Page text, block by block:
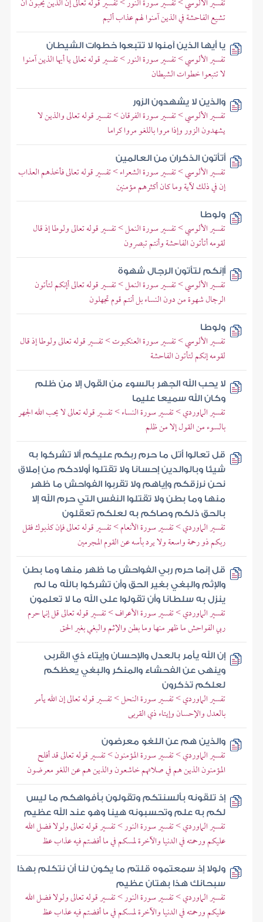
تشيع الفاحشة في الذين آمنوا لهم عذاب أليم
يا أيها الذين آمنوا لا تتبعوا خطوات الشيطان
تفسير الألوسي > تفسير سورة النور > تفسير قوله تعالى يا أيها الذين آمنوا
لا تتبعوا خطوات الشيطان
والذين لا يشهدون الزور
تفسير الألوسي > تفسير سورة الفرقان > تفسير قوله تعالى والذين لا
يشهدون الزور وإذا مروا باللغو مروا كراما
أتأتون الذكران من العالمين
تفسير الألوسي > تفسير سورة الشعراء > تفسير قوله تعالى فأخذهم العذاب
إن في ذلك لآية وما كان أكثرهم مؤمنين
ولوطا
تفسير الألوسي > تفسير سورة النمل > تفسير قوله تعالى ولوطا إذ قال
لقومه أتأتون الفاحشة وأنتم تبصرون
أإنكم لتأتون الرجال شهوة
تفسير الألوسي > تفسير سورة النمل > تفسير قوله تعالى أإنكم لتأتون
الرجال شهوة من دون النساء بل أنتم قوم تجهلون
ولوطا
تفسير الألوسي > تفسير سورة العنكبوت > تفسير قوله تعالى ولوطا إذ قال
لقومه إنكم لتأتون الفاحشة
لا يحب الله الجهر بالسوء من القول إلا من ظلم
وكان الله سميعا عليما
تفسير الماوردي > تفسير سورة النساء > تفسير قوله تعالى لا يحب الله الجهر
بالسوء من القول إلا من ظلم
قل تعالوا أتل ما حرم ربكم عليكم ألا تشركوا به
شيئا وبالوالدين إحسانا ولا تقتلوا أولادكم من إملاق
نحن نرزقكم وإياهم ولا تقربوا الفواحش ما ظهر
منها وما بطن ولا تقتلوا النفس التي حرم الله إلا
بالحق ذلكم وصاكم به لعلكم تعقلون
تفسير الماوردي > تفسير سورة الأنعام > تفسير قوله تعالى فإن كذبوك فقل
ربكم ذو رحمة واسعة ولا يرد بأسه عن القوم المجرمين
قل إنما حرم ربي الفواحش ما ظهر منها وما بطن
والإثم والبغي بغير الحق وأن تشركوا بالله ما لم
ينزل به سلطانا وأن تقولوا على الله ما لا تعلمون
تفسير الماوردي > تفسير سورة الأعراف > تفسير قوله تعالى قل إنما حرم
ربي الفواحش ما ظهر منها وما بطن والإثم والبغي بغير الحق
إن الله يأمر بالعدل والإحسان وإيتاء ذي القربى
وينهى عن الفحشاء والمنكر والبغي يعظكم
لعلكم تذكرون
تفسير الماوردي > تفسير سورة النحل > تفسير قوله تعالى إن الله يأمر
بالعدل والإحسان وإيتاء ذي القربى
والذين هم عن اللغو معرضون
تفسير الماوردي > تفسير سورة المؤمنون > تفسير قوله تعالى قد أفلح
المؤمنون الذين هم في صلاتهم خاشعون والذين هم عن اللغو معرضون
إذ تلقونه بألسنتكم وتقولون بأفواهكم ما ليس
لكم به علم وتحسبونه هينا وهو عند الله عظيم
تفسير الماوردي > تفسير سورة النور > تفسير قوله تعالى ولولا فضل الله
عليكم ورحمته في الدنيا والآخرة لمسكم في ما أفضتم فيه عذاب عظ
ولولا إذ سمعتموه قلتم ما يكون لنا أن نتكلم بهذا
سبحانك هذا بهتان عظيم
تفسير الماوردي > تفسير سورة النور > تفسير قوله تعالى ولولا فضل الله
عليكم ورحمته في الدنيا والآخرة لمسكم في ما أفضتم فيه عذاب عظ